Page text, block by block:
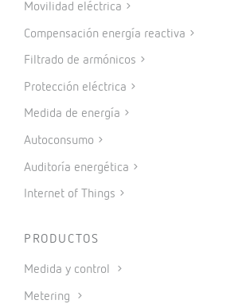
Movilidad eléctrica
Compensación energía reactiva
Filtrado de armónicos
Protección eléctrica
Medida de energía
Autoconsumo
Auditoría energética
Internet of Things
PRODUCTOS
Medida y control
Metering